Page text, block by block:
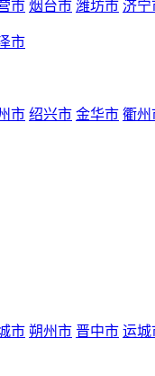
市 烟台市 潍坊市 济宁
市
市 绍兴市 金华市 衢州
市 朔州市 晋中市 运城